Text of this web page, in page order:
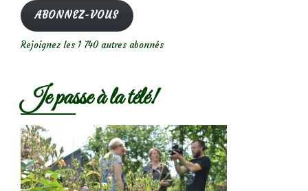
mail
ABONNEZ-VOUS
Rejoignez les 1 740 autres abonnés
Je passe à la télé!